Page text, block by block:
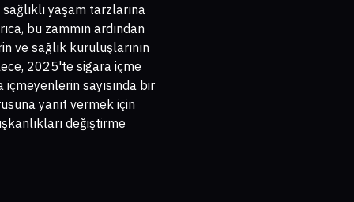
yaşam tarzlarına
bu zammın ardından
ve sağlık kuruluşlarının
2025'te sigara içme
sayısında bir
yanıt vermek için
değiştirme